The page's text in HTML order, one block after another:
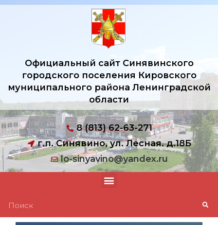
Официальный сайт Синявинского
городского поселения Кировского
муниципального района Ленинградской
области
8 (813) 62-63-271
г.п. Синявино, ул. Лесная. д.18Б
lo-sinyavino@yandex.ru